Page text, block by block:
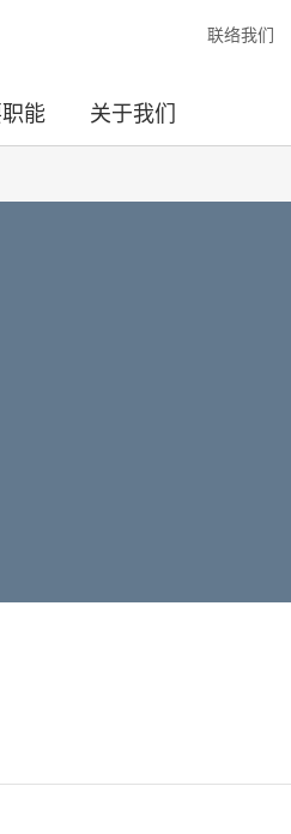
联络我们
能 关于我们